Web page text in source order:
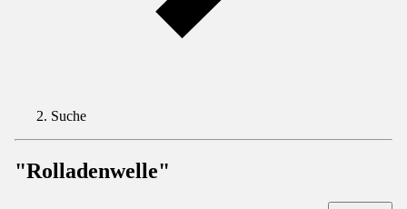
Suche
"Rolladenwelle"